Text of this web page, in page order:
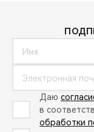
Даю
в
обработки